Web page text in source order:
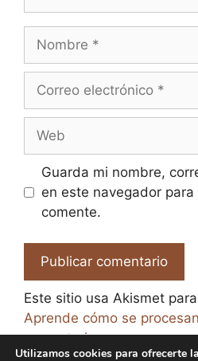
Nombre
Correo
Web
Guarda mi nombre,
en este navegador
comente.
Este sitio usa Akismet
Aprende cómo se
comentarios.
Utilizamos cookies para ofrecerte